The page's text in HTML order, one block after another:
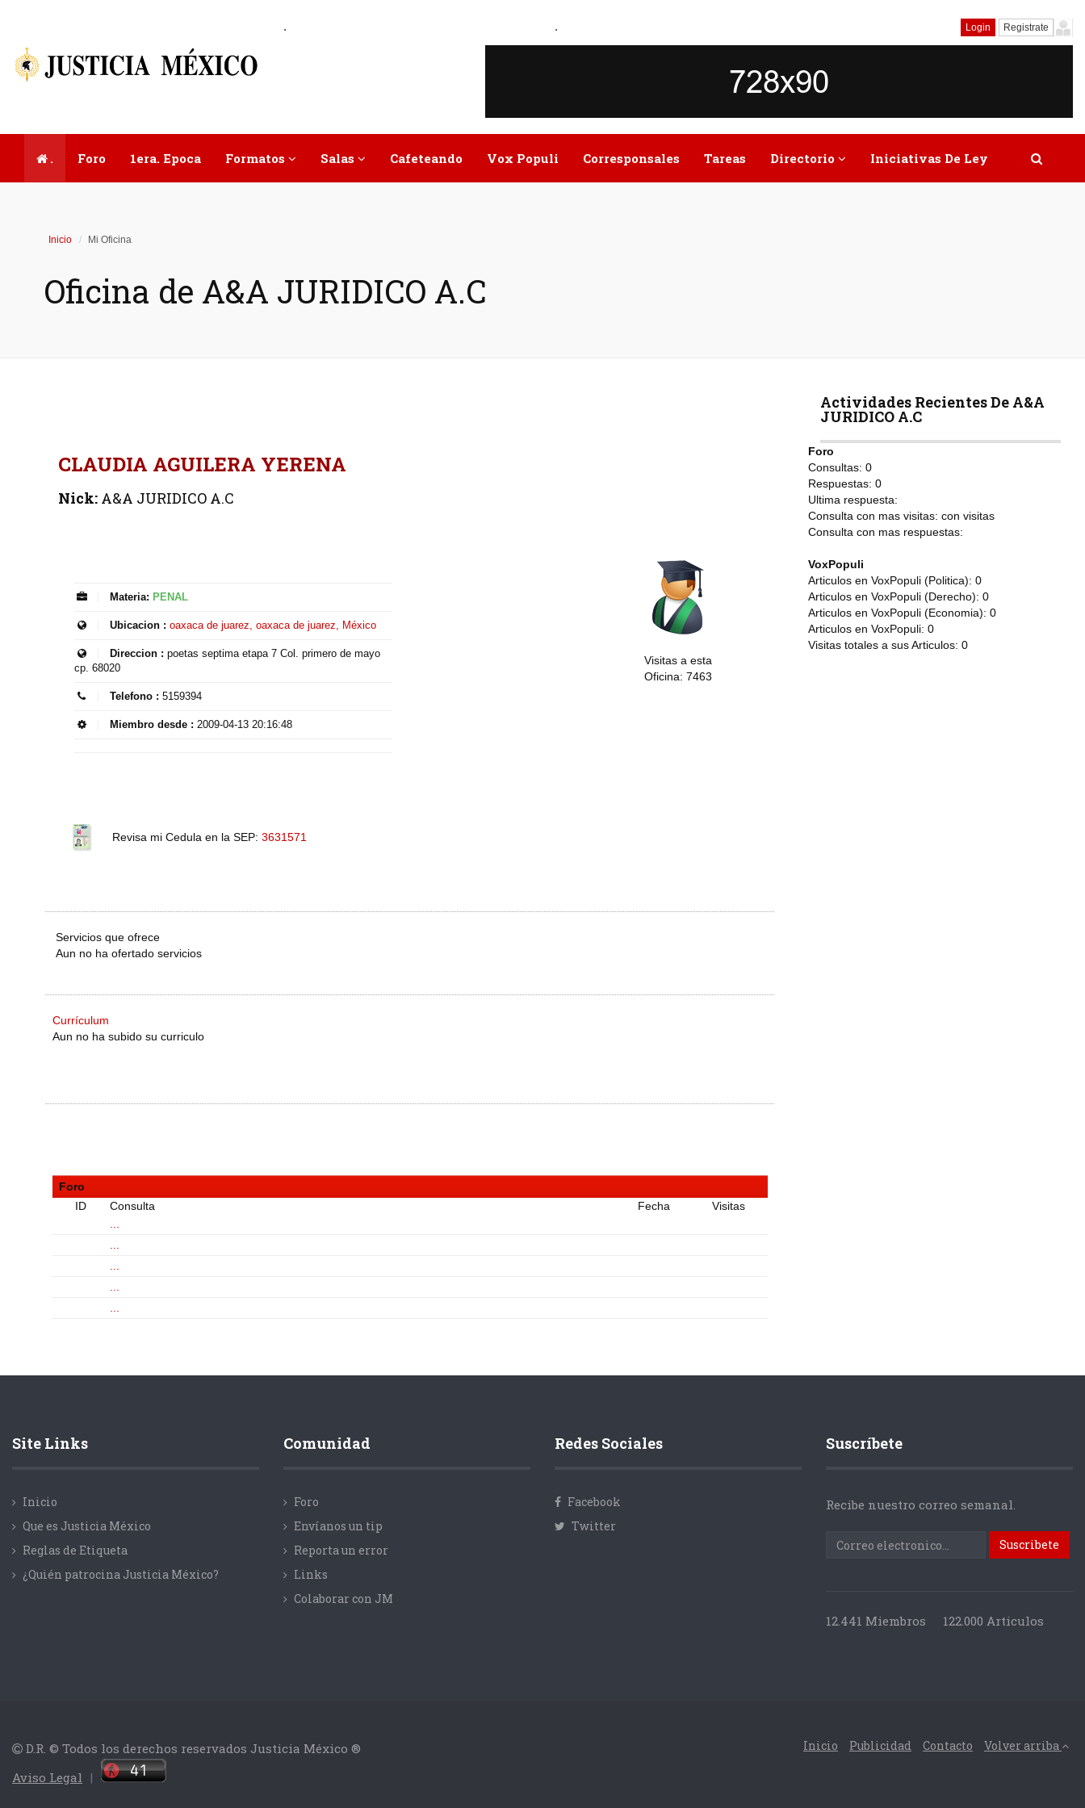
. . Login Registrate
. Foro 1era. Epoca Formatos Salas Cafeteando Vox Populi Corresponsales Tareas Directorio Iniciativas De Ley
Inicio Mi Oficina
Oficina de A&A JURIDICO A.C
CLAUDIA AGUILERA YERENA
Nick:A&A JURIDICO A.C
Materia: PENAL
Ubicacion : oaxaca de juarez, oaxaca de juarez, México
Direccion : poetas septima etapa 7 Col. primero de mayo
cp. 68020
Telefono : 5159394
Miembro desde : 2009-04-13 20:16:48
Visitas a esta
Oficina: 7463
Revisa mi Cedula en la SEP: 3631571
Servicios que ofrece
Aun no ha ofertado servicios
Currículum
Aun no ha subido su curriculo
Foro
ID
Consulta Fecha
Visitas
Actividades Recientes De A&A
JURIDICO A.C
Foro
Consultas: 0
Respuestas: 0
Ultima respuesta:
Consulta con mas visitas: con visitas
Consulta con mas respuestas:
VoxPopuli
Articulos en VoxPopuli (Politica): 0
Articulos en VoxPopuli (Derecho): 0
Articulos en VoxPopuli (Economia): 0
Articulos en VoxPopuli: 0
Visitas totales a sus Articulos: 0
Site Links
Inicio
Que es Justicia México
Reglas de Etiqueta
¿Quién patrocina Justicia México?
Comunidad
Foro
Envíanos un tip
Reporta un error
Links
Colaborar con JM
Redes Sociales
Facebook
Twitter
Suscríbete
Recibe nuestro correo semanal.
12.441 Miembros 122.000 Articulos
D.R. © Todos los derechos reservados Justicia México ®
Aviso Legal |
Inicio Publicidad Contacto Volver arriba